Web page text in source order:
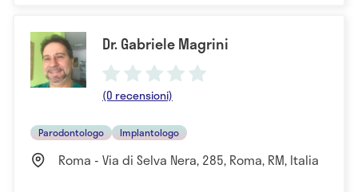
Dr. Gabriele Magrini
(0 recensioni)
Parodontologo Implantologo
Roma - Via di Selva Nera, 285, Roma, RM, Italia